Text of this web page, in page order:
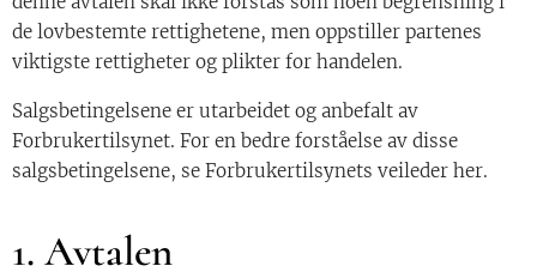
de lovbestemte rettighetene, men oppstiller partenes
viktigste rettigheter og plikter for handelen.
Salgsbetingelsene er utarbeidet og anbefalt av
Forbrukertilsynet. For en bedre forståelse av disse
salgsbetingelsene, se Forbrukertilsynets veileder her.
1. Avtalen